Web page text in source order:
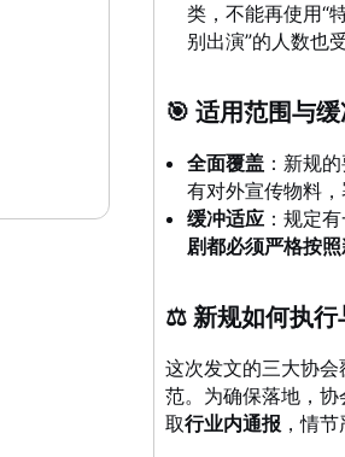
类，不能再使用“
别出演”的人数也
🎯 适用范围与
全面覆盖 ：新规
有对外宣传物料
缓冲适应 ：规定
剧都必须严格按
⚖️ 新规如何执行
这次发文的三大协
范。为确保落地，
取行业内通报 ，情